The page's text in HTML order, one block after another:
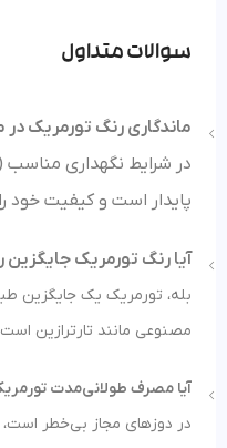
سوالات متداول
ماندگاری رنگ تورمریک
در شرایط نگهداری مناسب
پایدار است و کیفیت خود
آیا رنگ تورمریک
بله، تورمریک یک جایگزین
مصنوعی مانند تارترازین
آیا مصرف طولانی‌مدت
در دوزهای مجاز بی‌خطر